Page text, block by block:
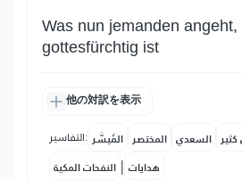
Was nun jemanden angeht,
gottesfürchtig ist
他の対訳を表示
التفاسير: المُيسَّر المختصر السعدي كثير
النفحات المكية | هدايات